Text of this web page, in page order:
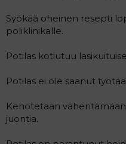
t
a
a
Syökää oheinen resepti
poliklinikalle.
Potilas kotiutuu
Potilas ei ole saanut
Kehotetaan
juontia.